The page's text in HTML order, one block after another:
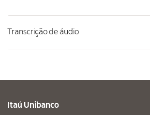
Transcrição de áudio
Itaú Unibanco